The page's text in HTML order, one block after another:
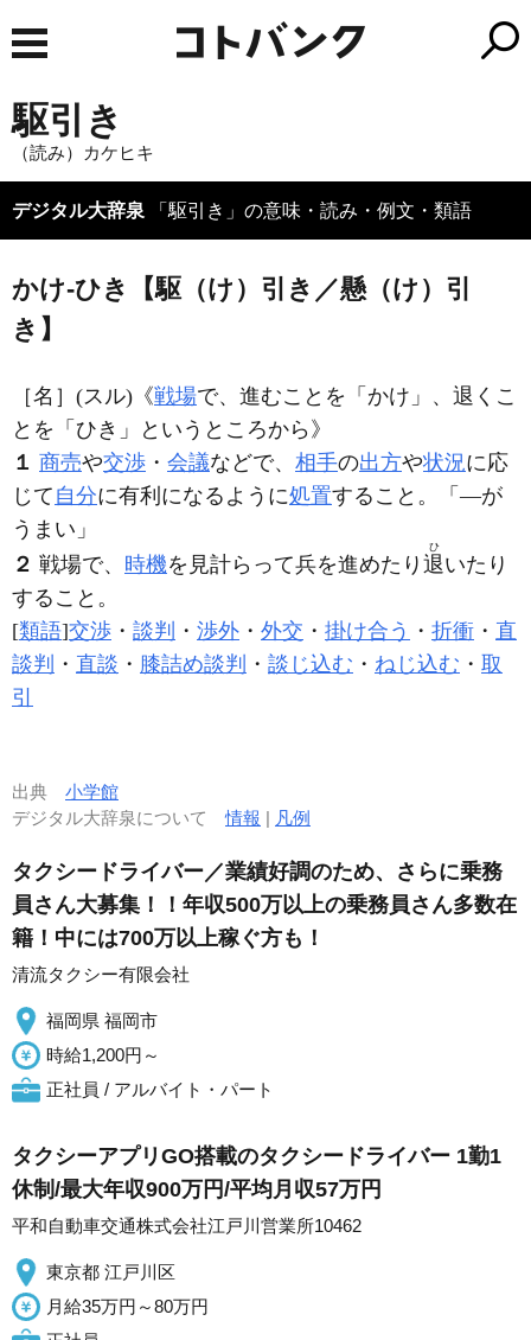
駆引き
（読み）カケヒキ
デジタル大辞泉 「駆引き」の意味・読み・例文・類語
かけ‐ひき【駆（け）引き／懸（け）引
き】
［名］ (スル) 《戦場で、進むことを「かけ」、退くこ
とを「ひき」というところから》
１ 商売や交渉 ・ 会議などで、 相手の出方や状況に応
じて 自分に有利になるように処置すること。「―が
うまい」
２ 戦場で、 時機を見計らって兵を進めたり 退
ひ
いたり
すること。
[類語]交渉 ・ 談判 ・ 渉外 ・ 外交 ・ 掛け合う ・ 折衝 ・ 直
談判 ・ 直談 ・ 膝詰め談判 ・ 談じ込む ・ ねじ込む ・ 取
引
出典 小学館
デジタル大辞泉について情報 | 凡例
タクシードライバー／業績好調のため、さらに乗務
員さん大募集！！年収500万以上の乗務員さん多数在
籍！中には700万以上稼ぐ方も！
清流タクシー有限会社
福岡県 福岡市
時給1,200円～
正社員 / アルバイト・パート
タクシーアプリGO搭載のタクシードライバー 1勤1
休制/最大年収900万円/平均月収57万円
平和自動車交通株式会社江戸川営業所10462
東京都 江戸川区
月給35万円～80万円